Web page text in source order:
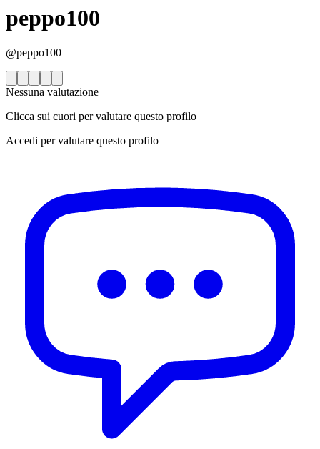
peppo100
@peppo100
Nessuna valutazione
Clicca sui cuori per valutare questo profilo
Accedi per valutare questo profilo